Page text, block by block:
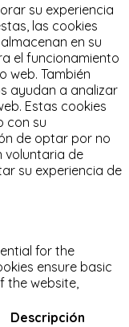
su experiencia
las cookies
en su
el funcionamiento
web. También
ayudan a analizar
Estas cookies
con su
de optar por no
voluntaria de
su experiencia de
for the
ensure basic
the website,
Descripción